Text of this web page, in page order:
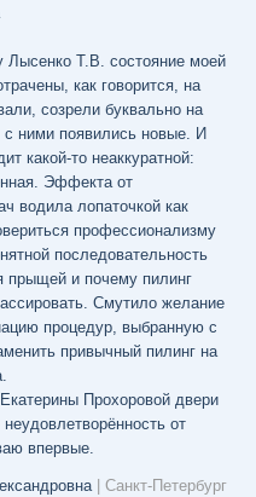
Лысенко Т.В. состояние моей
как говорится, на
созрели буквально на
ними появились новые. И
какой-то неаккуратной:
Эффекта от
водила лопаточкой как
профессионализму
последовательность
прыщей и почему пилинг
Смутило желание
процедур, выбранную с
привычный пилинг на
Прохоровой двери
от
впервые.
| Санкт-Петербург